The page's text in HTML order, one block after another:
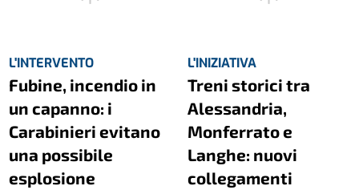
L'INTERVENTO
Fubine, incendio in
un capanno: i
Carabinieri evitano
una possibile
esplosione
L'INIZIATIVA
Treni storici tra
Alessandria,
Monferrato e
Langhe: nuovi
collegamenti